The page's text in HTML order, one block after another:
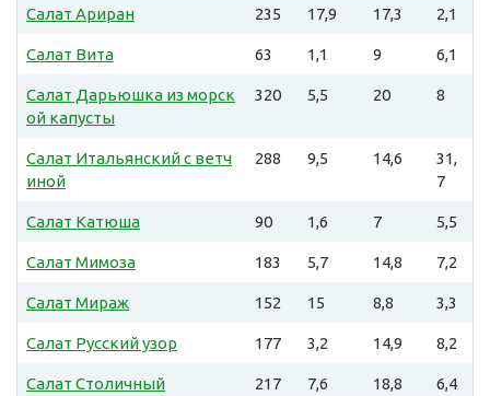
Салат Ариран 235 17,9 17,3 2,1
Салат Вита 63 1,1 9 6,1
Салат Дарьюшка из морск
ой капусты
320 5,5 20 8
Салат Итальянский с ветч
иной
288 9,5 14,6
31,
7
Салат Катюша 90 1,6 7 5,5
Салат Мимоза 183 5,7 14,8 7,2
Салат Мираж 152 15 8,8 3,3
Салат Русский узор 177 3,2 14,9 8,2
Салат Столичный 217 7,6 18,8 6,4